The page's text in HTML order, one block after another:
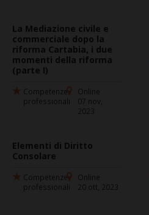
La Mediazione civile e
commerciale dopo la
riforma Cartabia, i due
momenti della riforma
(parte I)
Competenze
professionali
Online
07 nov,
2023
Elementi di Diritto
Consolare
Competenze
professionali
Online
20 ott, 2023